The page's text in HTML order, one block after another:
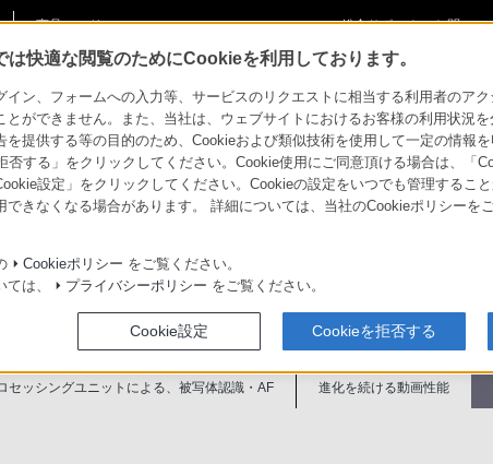
商品・ソリューショ
ン情報
総合サポート・お問
HXR-NX800 特長 : ワンオペレーションもサポートする高い機動力
映像制作機器 XDCAM／NXCAM
一覧 事例紹介
アプリケーション
ソフトウェア/ドラ
機器アップデート
特長 主な仕様
対
ア
セッシングユニットによる、被写体認識・AF 進化を続ける動画性能
は快適な閲覧のためにCookieを利用しております。
イン、フォームへの入力等、サービスのリクエストに相当する利用者のア
とができません。また、当社は、ウェブサイトにおけるお客様の利用状況
を提供する等の目的のため、Cookieおよび類似技術を使用して一定の情報
否する」をクリックしてください。Cookie使用にご同意頂ける場合は、「
設定」をクリックしてください。Cookieの設定をいつでも管理するこ
できなくなる場合があります。 詳細については、当社のCookieポリシーを
Cookieポリシー をご覧ください。
ては、
プライバシーポリシー をご覧ください。
Cookie設定 Cookieを拒否する